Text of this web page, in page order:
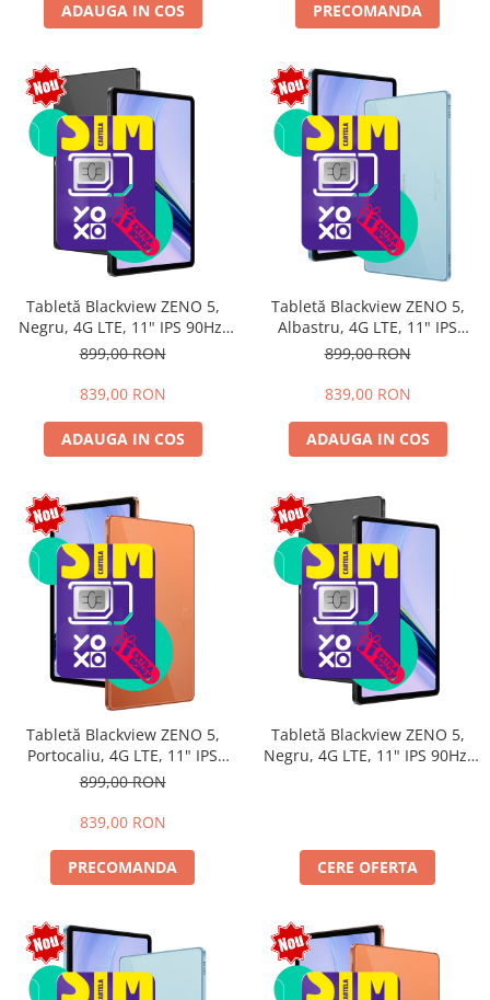
ADAUGA IN COS PRECOMANDA
Tabletă Blackview ZENO 5,
Negru, 4G LTE, 11" IPS 90Hz,
12GB RAM (3GB + 9GB
16, Unisoc T7250, 8300mAh,
SIM
899,00 RON
839,00 RON
ADAUGA IN COS
Tabletă Blackview ZENO 5,
Albastru, 4G LTE, 11" IPS
90Hz, 12GB RAM (3GB + 9GB
16, Unisoc T7250, 8300mAh,
SIM
899,00 RON
839,00 RON
ADAUGA IN COS
Tabletă Blackview ZENO 5,
Portocaliu, 4G LTE, 11" IPS
90Hz, 12GB RAM (3GB + 9GB
16, Unisoc T7250, 8300mAh,
SIM
899,00 RON
839,00 RON
PRECOMANDA
Tabletă Blackview ZENO 5,
Negru, 4G LTE, 11" IPS 90Hz,
SIM
CERE OFERTA